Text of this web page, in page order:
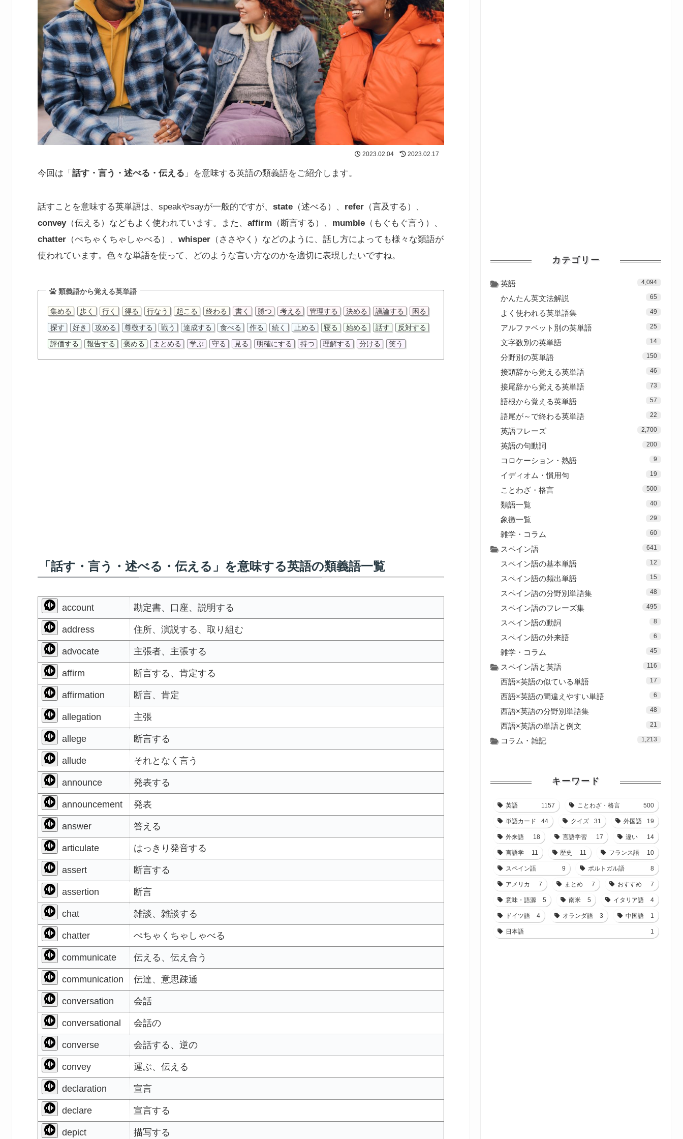
2023.02.04 2023.02.17
今回は「 話す・言う・述べる・伝える 」を意味する英語の類義語をご紹介します。
話すことを意味する英単語は、speakやsayが一般的ですが、 state （述べる）、 refer （言及する）、
convey（伝える）などもよく使われています。また、 affirm （断言する）、 mumble （もぐもぐ言う）、
chatter （ぺちゃくちゃしゃべる）、 whisper （ささやく）などのように、話し方によっても様々な類語が
使われています。色々な単語を使って、どのような言い方なのかを適切に表現したいですね。
類義語から覚える英単語
集める 歩く 行く 得る 行なう 起こる 終わる 書く 勝つ 考える 管理する 決める 議論する
困る
探す
好き 攻める 尊敬する 戦う 達成する 食べる 作る 続く 止める 寝る 始める 話す
反対する
評価する
報告する 褒める まとめる 学ぶ 守る 見る 明確にする 持つ 理解する 分ける 笑う
「話す・言う・述べる・伝える」を意味する英語の類義語一覧
account 勘定書、口座、説明する
address 住所、演説する、取り組む
advocate 主張者、主張する
affirm 断言する、肯定する
affirmation 断言、肯定
allegation 主張
allege 断言する
allude それとなく言う
announce 発表する
announcement 発表
answer 答える
articulate はっきり発音する
assert 断言する
assertion 断言
chat 雑談、雑談する
chatter ぺちゃくちゃしゃべる
communicate 伝える、伝え合う
communication 伝達、意思疎通
conversation 会話
conversational 会話の
converse 会話する、逆の
convey 運ぶ、伝える
declaration 宣言
declare 宣言する
depict 描写する
カテゴリー
英語 4,094
かんたん英文法解説 65
よく使われる英単語集 49
アルファベット別の英単語 25
文字数別の英単語 14
分野別の英単語 150
接頭辞から覚える英単語 46
接尾辞から覚える英単語 73
語根から覚える英単語 57
語尾が～で終わる英単語 22
英語フレーズ 2,700
英語の句動詞 200
コロケーション・熟語 9
イディオム・慣用句 19
ことわざ・格言 500
類語一覧 40
象徴一覧 29
雑学・コラム 60
スペイン語 641
スペイン語の基本単語 12
スペイン語の頻出単語 15
スペイン語の分野別単語集 48
スペイン語のフレーズ集 495
スペイン語の動詞 8
スペイン語の外来語 6
雑学・コラム 45
スペイン語と英語 116
西語×英語の似ている単語 17
西語×英語の間違えやすい単語 6
西語×英語の分野別単語集 48
西語×英語の単語と例文 21
コラム・雑記 1,213
キーワード
英語 1157 ことわざ・格言 500
単語カード 44 クイズ 31 外国語 19
外来語 18 言語学習 17 違い 14
言語学 11 歴史 11 フランス語 10
スペイン語 9 ポルトガル語 8
アメリカ 7 まとめ 7 おすすめ 7
意味・語源 5 南米 5 イタリア語 4
ドイツ語 4 オランダ語 3 中国語 1
日本語 1